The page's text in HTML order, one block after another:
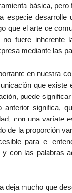
básica,
especie
que el arte de
fuere inherente
mediante las
en nuestra
que existe
puede
significa,
con una varíate
de la proporción
para el
con las palabras
deja mucho que